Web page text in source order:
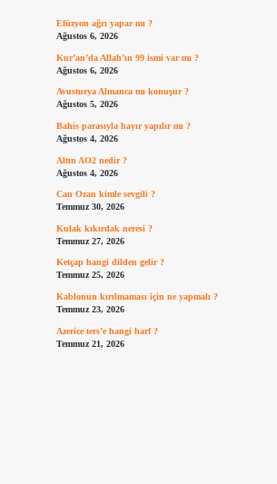
Efüzyon ağrı yapar mı ?
Ağustos 6, 2026
Kur’an’da Allah’ın 99 ismi var mı ?
Ağustos 6, 2026
Avusturya Almanca mı konuşur ?
Ağustos 5, 2026
Bahis parasıyla hayır yapılır mı ?
Ağustos 4, 2026
Altın AO2 nedir ?
Ağustos 4, 2026
Can Ozan kimle sevgili ?
Temmuz 30, 2026
Kulak kıkırdak neresi ?
Temmuz 27, 2026
Ketçap hangi dilden gelir ?
Temmuz 25, 2026
Kablonun kırılmaması için ne yapmalı ?
Temmuz 23, 2026
Azerice ters’e hangi harf ?
Temmuz 21, 2026